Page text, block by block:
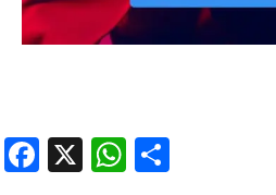
Facebook
X WhatsApp